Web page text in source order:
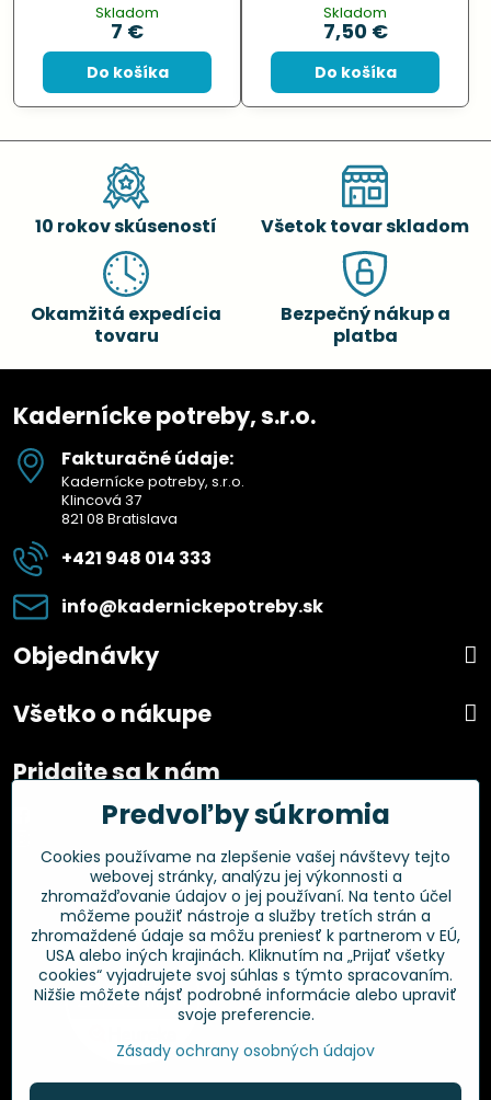
Skladom
7 €
Do košíka
Skladom
7,50 €
Do košíka
10 rokov skúseností Všetok tovar skladom
Okamžitá expedícia
tovaru
Bezpečný nákup a
platba
Kadernícke potreby, s.r.o.
Fakturačné údaje:
Kadernícke potreby, s.r.o.
Klincová 37
821 08 Bratislava
+421 948 014 333
info​@kadernickepotreby​.sk
Objednávky
Všetko o nákupe
Pridajte sa k nám
Facebook
Overené zákazníkmi
Predvoľby súkromia
Cookies používame na zlepšenie vašej návštevy tejto
webovej stránky, analýzu jej výkonnosti a
zhromažďovanie údajov o jej používaní. Na tento účel
môžeme použiť nástroje a služby tretích strán a
zhromaždené údaje sa môžu preniesť k partnerom v EÚ,
USA alebo iných krajinách. Kliknutím na „Prijať všetky
cookies“ vyjadrujete svoj súhlas s týmto spracovaním.
Nižšie môžete nájsť podrobné informácie alebo upraviť
svoje preferencie.
Zásady ochrany osobných údajov